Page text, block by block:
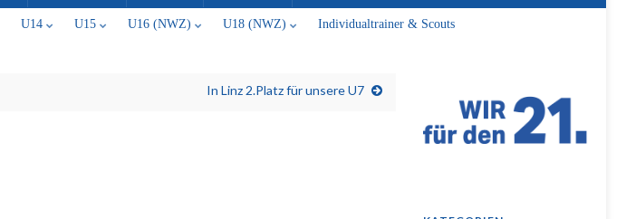
U14 U15 U16 (NWZ) U18 (NWZ) Individualtrainer & Scouts
In Linz 2.Platz für unsere U7